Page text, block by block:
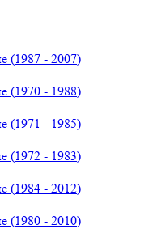
(1987 - 2007)
(1970 - 1988)
(1971 - 1985)
(1972 - 1983)
(1984 - 2012)
(1980 - 2010)